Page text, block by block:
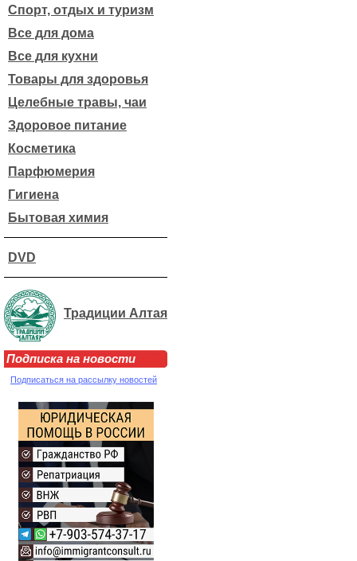
Спорт, отдых и туризм
Все для дома
Все для кухни
Товары для здоровья
Целебные травы, чаи
Здоровое питание
Косметика
Парфюмерия
Гигиена
Бытовая химия
DVD
Традиции Алтая
Подписка на новости
Подписаться на рассылку новостей